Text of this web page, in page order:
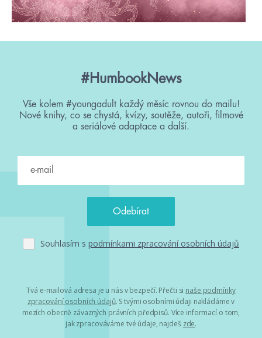
#HumbookNews
Vše kolem #youngadult každý měsíc rovnou do mailu!
Nové knihy, co se chystá, kvízy, soutěže, autoři, filmové
a seriálové adaptace a další.
Souhlasím s podmínkami zpracování osobních údajů
Tvá e-mailová adresa je u nás v bezpečí. Přečti si naše podmínky
zpracování osobních údajů. S tvými osobními údaji nakládáme v
mezích obecně závazných právních předpisů. Více informací o tom,
jak zpracováváme tvé údaje, najdeš zde.